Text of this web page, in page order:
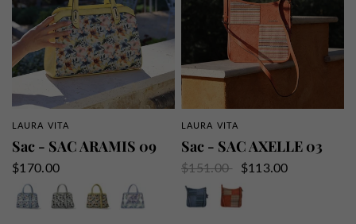
APERÇU RAPIDE
LAURA VITA
Sac - SAC ARAMIS 09
$170.00
Bleu
Gris Jaune Indigo
APERÇU RAPIDE
LAURA VITA
Sac - SAC AXELLE 03
$151.00
$113.00
Orange